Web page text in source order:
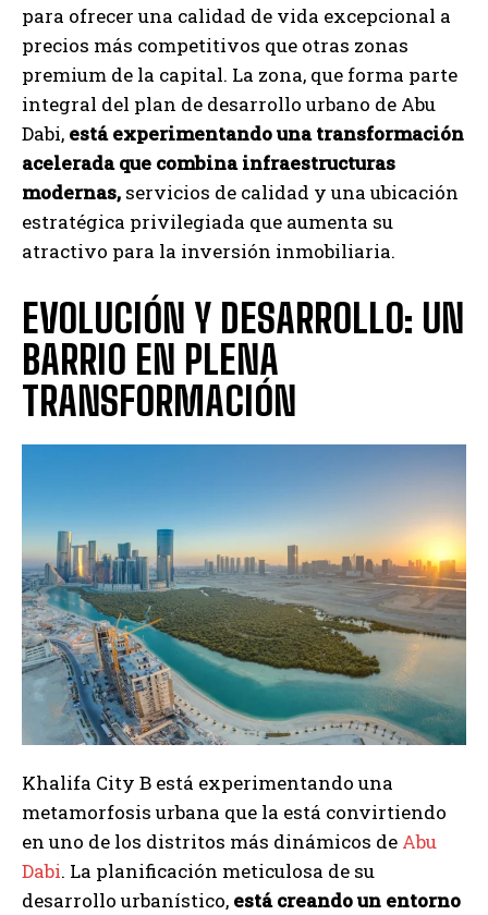
para ofrecer una calidad de vida excepcional a
precios más competitivos que otras zonas
premium de la capital. La zona, que forma parte
integral del plan de desarrollo urbano de Abu
Dabi, está experimentando una transformación
acelerada que combina infraestructuras
modernas, servicios de calidad y una ubicación
estratégica privilegiada que aumenta su
atractivo para la inversión inmobiliaria.
EVOLUCIÓN Y DESARROLLO: UN
BARRIO EN PLENA
TRANSFORMACIÓN
Khalifa City B está experimentando una
metamorfosis urbana que la está convirtiendo
en uno de los distritos más dinámicos de Abu
Dabi. La planificación meticulosa de su
desarrollo urbanístico, está creando un entorno